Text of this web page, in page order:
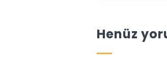
Henüz